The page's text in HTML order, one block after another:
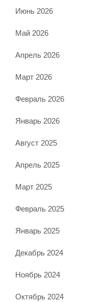
Июнь 2026
Май 2026
Апрель 2026
Март 2026
Февраль 2026
Январь 2026
Август 2025
Апрель 2025
Март 2025
Февраль 2025
Январь 2025
Декабрь 2024
Ноябрь 2024
Октябрь 2024